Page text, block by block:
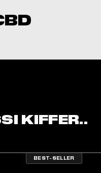
KIFFER..
BEST-SELLER